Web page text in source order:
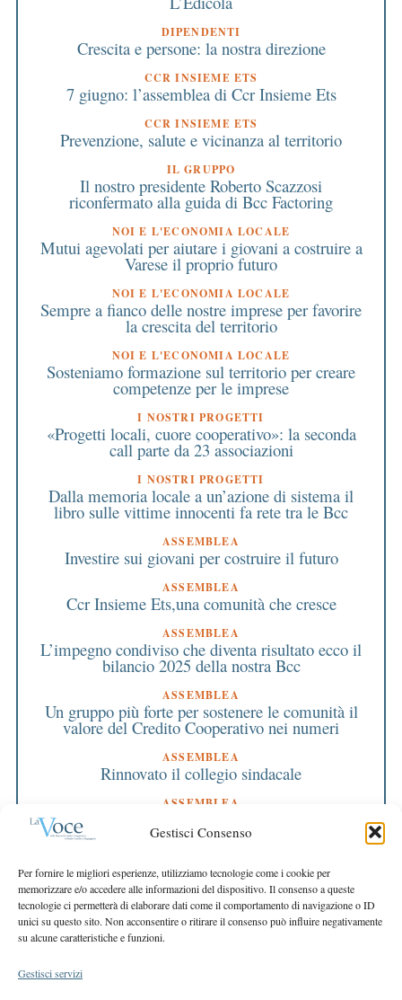
Gestisci Consenso
Per fornire le migliori esperienze, utilizziamo tecnologie come i cookie per
memorizzare e/o accedere alle informazioni del dispositivo. Il consenso a queste
tecnologie ci permetterà di elaborare dati come il comportamento di navigazione o ID
unici su questo sito. Non acconsentire o ritirare il consenso può influire negativamente
su alcune caratteristiche e funzioni.
Gestisci servizi
DIPENDENTI
Crescita e persone: la nostra direzione
CCR INSIEME ETS
7 giugno: l’assemblea di Ccr Insieme Ets
CCR INSIEME ETS
Prevenzione, salute e vicinanza al territorio
IL GRUPPO
Il nostro presidente Roberto Scazzosi
riconfermato alla guida di Bcc Factoring
NOI E L'ECONOMIA LOCALE
Mutui agevolati per aiutare i giovani a costruire a
Varese il proprio futuro
NOI E L'ECONOMIA LOCALE
Sempre a fianco delle nostre imprese per favorire
la crescita del territorio
NOI E L'ECONOMIA LOCALE
Sosteniamo formazione sul territorio per creare
competenze per le imprese
I NOSTRI PROGETTI
«Progetti locali, cuore cooperativo»: la seconda
call parte da 23 associazioni
I NOSTRI PROGETTI
Dalla memoria locale a un’azione di sistema il
libro sulle vittime innocenti fa rete tra le Bcc
ASSEMBLEA
Investire sui giovani per costruire il futuro
ASSEMBLEA
Ccr Insieme Ets,una comunità che cresce
ASSEMBLEA
L’impegno condiviso che diventa risultato ecco il
bilancio 2025 della nostra Bcc
ASSEMBLEA
Un gruppo più forte per sostenere le comunità il
valore del Credito Cooperativo nei numeri
ASSEMBLEA
Rinnovato il collegio sindacale
ASSEMBLEA
Bilancio approvato all’unanimità e 2 milioni
destinati al territorio
EDITORIALE DIRETTORE
Crescere restando riconoscibili
EDITORIALE PRESIDENTE
Costruire futuro insieme